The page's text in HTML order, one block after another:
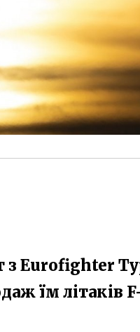
з Eurofighter
їм літаків